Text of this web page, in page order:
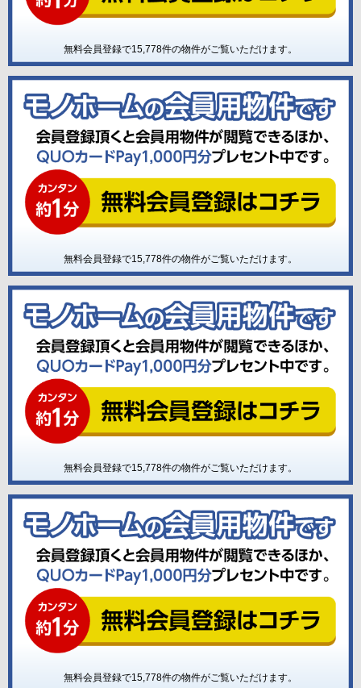
無料会員登録で15,778件の物件がご覧いただけます。
無料会員登録で15,778件の物件がご覧いただけます。
無料会員登録で15,778件の物件がご覧いただけます。
無料会員登録で15,778件の物件がご覧いただけます。